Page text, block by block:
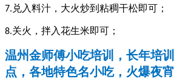
7. 兑入料汁，大火炒到粘稠干松即可；
8.关火，拌入花生米即可；
温州金师傅小吃培训，长年培
点，各地特色名小吃，火爆夜